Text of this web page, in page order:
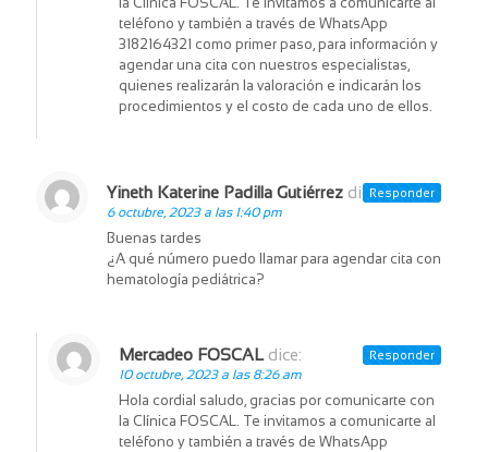
teléfono y también a través de WhatsApp
3182164321 como primer paso, para información y
agendar una cita con nuestros especialistas,
quienes realizarán la valoración e indicarán los
procedimientos y el costo de cada uno de ellos.
Yineth Katerine Padilla Gutiérrez dice:
6 octubre, 2023 a las 1:40 pm
Buenas tardes
¿A qué número puedo llamar para agendar cita con
hematología pediátrica?
Responder
Mercadeo FOSCAL dice:
10 octubre, 2023 a las 8:26 am
Hola cordial saludo, gracias por comunicarte con
la Clínica FOSCAL. Te invitamos a comunicarte al
teléfono y también a través de WhatsApp
Responder